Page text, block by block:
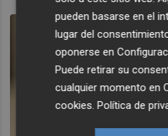
pueden basarse en el
lugar del
oponerse en
Puede retirar su
cualquier momento en
cookies.Política de